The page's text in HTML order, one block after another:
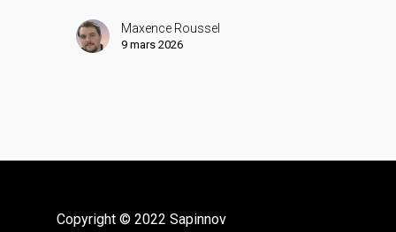
Maxence Roussel
9 mars 2026
Copyright © 2022 Sapinnov